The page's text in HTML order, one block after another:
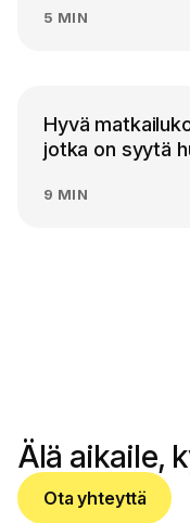
5 MIN
Hyvä
jotka on syytä
9 MIN
OTA YHTEYTTÄ
Älä aikaile,
Ota yhteyttä